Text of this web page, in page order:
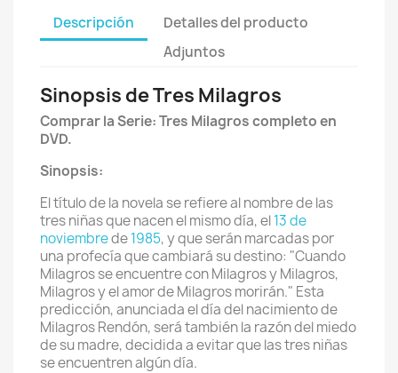
Descripción
Detalles del producto
Adjuntos
Sinopsis de Tres Milagros
Comprar la Serie: Tres Milagros completo en
DVD.
Sinopsis:
El título de la novela se refiere al nombre de las
tres niñas que nacen el mismo día, el13 de
noviembrede1985, y que serán marcadas por
una profecía que cambiará su destino: "Cuando
Milagros se encuentre con Milagros y Milagros,
Milagros y el amor de Milagros morirán." Esta
predicción, anunciada el día del nacimiento de
Milagros Rendón, será también la razón del miedo
de su madre, decidida a evitar que las tres niñas
se encuentren algún día.